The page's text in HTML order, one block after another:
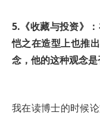
5.《收藏与投资》
恺之在造型上也推
念，他的这种观念
我在读博士的时候